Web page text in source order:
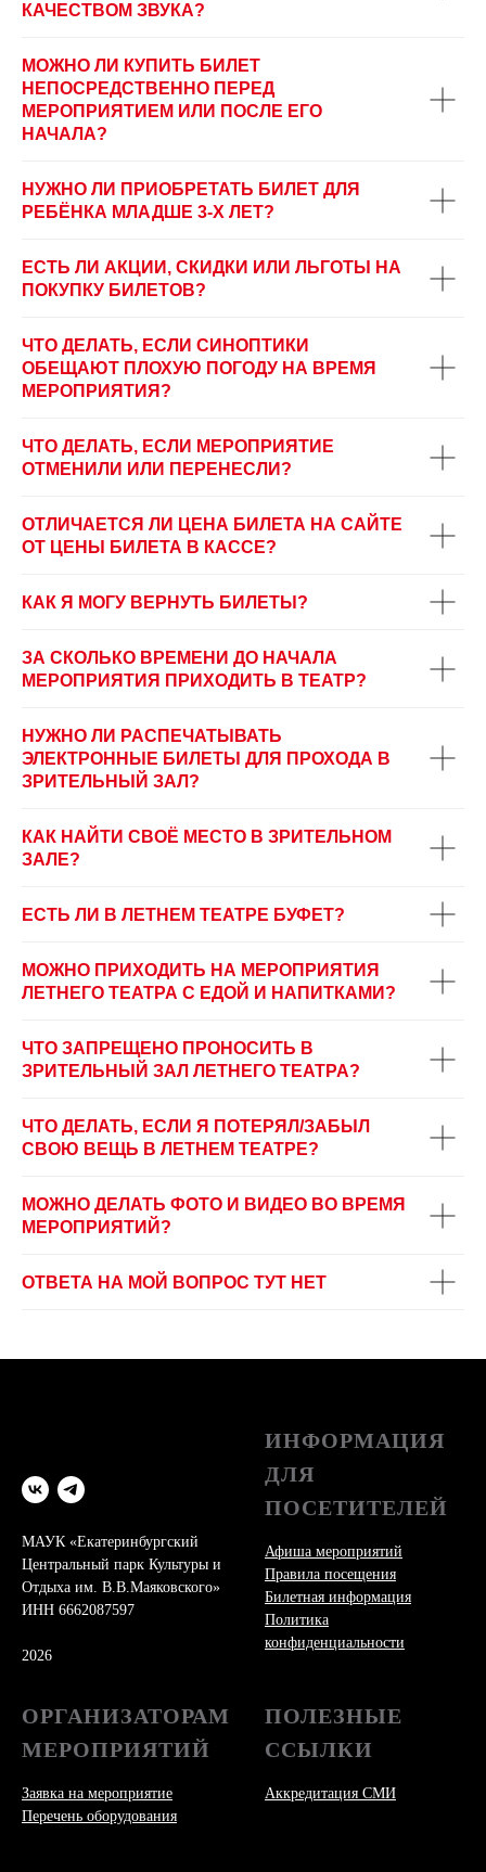
КАЧЕСТВОМ ЗВУКА?
МОЖНО ЛИ КУПИТЬ БИЛЕТ
НЕПОСРЕДСТВЕННО ПЕРЕД
МЕРОПРИЯТИЕМ ИЛИ ПОСЛЕ ЕГО
НАЧАЛА?
НУЖНО ЛИ ПРИОБРЕТАТЬ БИЛЕТ ДЛЯ
РЕБЁНКА МЛАДШЕ 3-Х ЛЕТ?
ЕСТЬ ЛИ АКЦИИ, СКИДКИ ИЛИ ЛЬГОТЫ НА
ПОКУПКУ БИЛЕТОВ?
ЧТО ДЕЛАТЬ, ЕСЛИ СИНОПТИКИ
ОБЕЩАЮТ ПЛОХУЮ ПОГОДУ НА ВРЕМЯ
МЕРОПРИЯТИЯ?
ЧТО ДЕЛАТЬ, ЕСЛИ МЕРОПРИЯТИЕ
ОТМЕНИЛИ ИЛИ ПЕРЕНЕСЛИ?
ОТЛИЧАЕТСЯ ЛИ ЦЕНА БИЛЕТА НА САЙТЕ
ОТ ЦЕНЫ БИЛЕТА В КАССЕ?
КАК Я МОГУ ВЕРНУТЬ БИЛЕТЫ?
ЗА СКОЛЬКО ВРЕМЕНИ ДО НАЧАЛА
МЕРОПРИЯТИЯ ПРИХОДИТЬ В ТЕАТР?
НУЖНО ЛИ РАСПЕЧАТЫВАТЬ
ЭЛЕКТРОННЫЕ БИЛЕТЫ ДЛЯ ПРОХОДА В
ЗРИТЕЛЬНЫЙ ЗАЛ?
КАК НАЙТИ СВОЁ МЕСТО В ЗРИТЕЛЬНОМ
ЗАЛЕ?
ЕСТЬ ЛИ В ЛЕТНЕМ ТЕАТРЕ БУФЕТ?
МОЖНО ПРИХОДИТЬ НА МЕРОПРИЯТИЯ
ЛЕТНЕГО ТЕАТРА С ЕДОЙ И НАПИТКАМИ?
ЧТО ЗАПРЕЩЕНО ПРОНОСИТЬ В
ЗРИТЕЛЬНЫЙ ЗАЛ ЛЕТНЕГО ТЕАТРА?
ЧТО ДЕЛАТЬ, ЕСЛИ Я ПОТЕРЯЛ/ЗАБЫЛ
СВОЮ ВЕЩЬ В ЛЕТНЕМ ТЕАТРЕ?
МОЖНО ДЕЛАТЬ ФОТО И ВИДЕО ВО ВРЕМЯ
МЕРОПРИЯТИЙ?
ОТВЕТА НА МОЙ ВОПРОС ТУТ НЕТ
МАУК «Екатеринбургский
Центральный парк Культуры и
Отдыха им. В.В.Маяковского»
ИНН 6662087597
2026
ИНФОРМАЦИЯ
ДЛЯ
ПОСЕТИТЕЛЕЙ
Афиша мероприятий
Правила посещения
Билетная информация
Политика
конфиденциальности
ОРГАНИЗАТОРАМ
МЕРОПРИЯТИЙ
Заявка на мероприятие
Перечень оборудования
ПОЛЕЗНЫЕ
ССЫЛКИ
Аккредитация СМИ